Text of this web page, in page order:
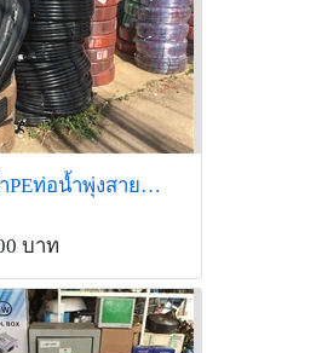
สายยางน้ำPEท่อน้ำพุ่งสายน้ำหยดถูก
บาท